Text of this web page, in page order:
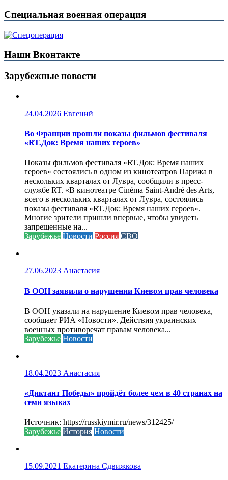
Специальная военная операция
Наши Вконтакте
Зарубежные новости
24.04.2026 Евгений
Во Франции прошли показы фильмов фестиваля
«RT.Док: Время наших героев»
Показы фильмов фестиваля «RT.Док: Время наших
героев» состоялись в одном из кинотеатров Парижа в
нескольких кварталах от Лувра, сообщили в пресс-
службе RT. «В кинотеатре Cinéma Saint-André des Arts,
всего в нескольких кварталах от Лувра, состоялись
показы фестиваля «RT.Док: Время наших героев».
Многие зрители пришли впервые, чтобы увидеть
запрещенные на...
Зарубежье Новости Россия СВО
27.06.2023 Анастасия
В ООН заявили о нарушении Киевом прав человека
В ООН указали на нарушение Киевом прав человека,
сообщает РИА «Новости». Действия украинских
военных противоречат правам человека...
Зарубежье Новости
18.04.2023 Анастасия
«Диктант Победы» пройдёт более чем в 40 странах на
семи языках
Источник: https://russkiymir.ru/news/312425/
Зарубежье История Новости
15.09.2021 Екатерина Сдвижкова